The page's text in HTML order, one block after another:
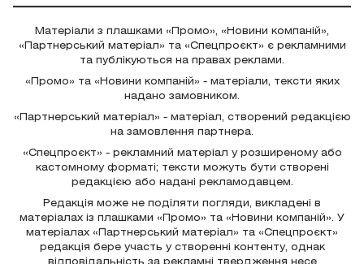
Матеріали з плашками «Промо», «Новини компаній»,
«Партнерський матеріал» та «Спецпроєкт» є рекламними
та публікуються на правах реклами.
«Промо» та «Новини компаній» - матеріали, тексти яких
надано замовником.
«Партнерський матеріал» - матеріал, створений редакцією
на замовлення партнера.
«Спецпроєкт» - рекламний матеріал у розширеному або
кастомному форматі; тексти можуть бути створені
редакцією або надані рекламодавцем.
Редакція може не поділяти погляди, викладені в
матеріалах із плашками «Промо» та «Новини компаній». У
матеріалах «Партнерський матеріал» та «Спецпроєкт»
редакція бере участь у створенні контенту, однак
відповідальність за рекламні твердження несе